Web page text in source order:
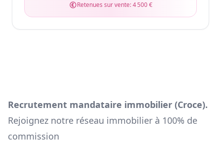
Retenues sur vente:4 500 €
Recrutement mandataire immobilier (Croce).
Rejoignez notre réseau immobilier à 100% de
commission